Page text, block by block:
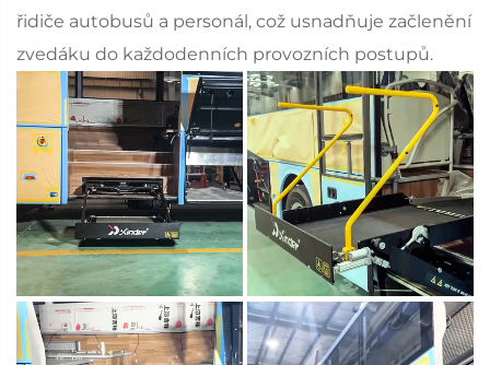
řidiče autobusů a personál, což usnadňuje začlenění
zvedáku do každodenních provozních postupů.